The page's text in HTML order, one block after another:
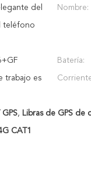
del
teléfono
Nombre:
Batería:
trabajo es
, Libras de GPS de
CAT1